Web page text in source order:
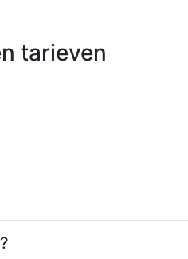
tarieven